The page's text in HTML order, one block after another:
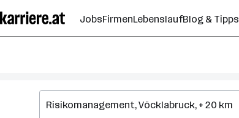
Seiteninhalt
springen
JobsFirmenLebenslaufBlog & Tipps